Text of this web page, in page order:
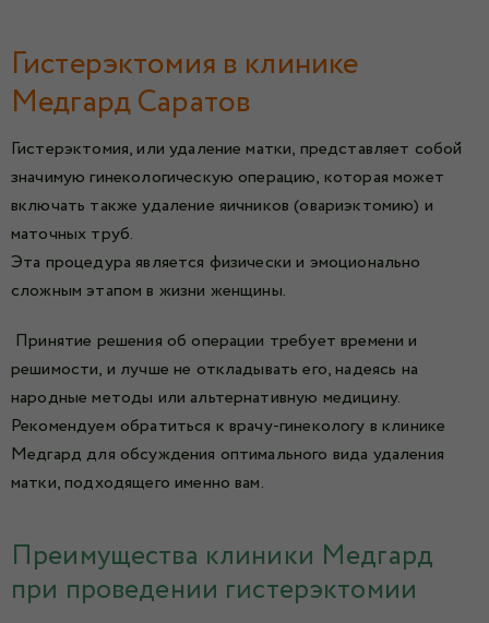
Гистерэктомия в клинике
Медгард Саратов
Гистерэктомия, или удаление матки, представляет собой
значимую гинекологическую операцию, которая может
включать также удаление яичников (овариэктомию) и
маточных труб.
Эта процедура является физически и эмоционально
сложным этапом в жизни женщины.
Принятие решения об операции требует времени и
решимости, и лучше не откладывать его, надеясь на
народные методы или альтернативную медицину.
Рекомендуем обратиться к врачу-гинекологу в клинике
Медгард для обсуждения оптимального вида удаления
матки, подходящего именно вам.
Преимущества клиники Медгард
при проведении гистерэктомии